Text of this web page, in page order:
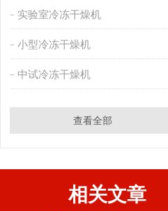
实验室冷冻干燥机
小型冷冻干燥机
中试冷冻干燥机
查看全部
相关文章